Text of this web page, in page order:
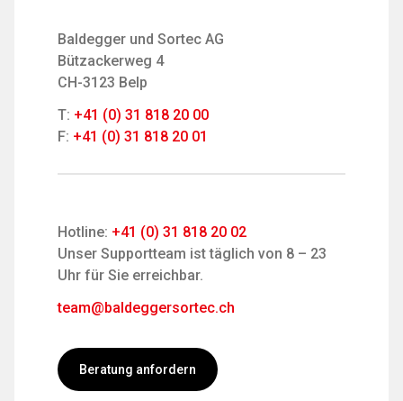
Baldegger und Sortec AG
Bützackerweg 4
CH-3123 Belp
T: +41 (0) 31 818 20 00
F: +41 (0) 31 818 20 01
Hotline: +41 (0) 31 818 20 02
Unser Supportteam ist täglich von 8 – 23
Uhr für Sie erreichbar.
team@baldeggersortec.ch
Beratung anfordern